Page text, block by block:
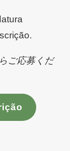
ご応募くだ